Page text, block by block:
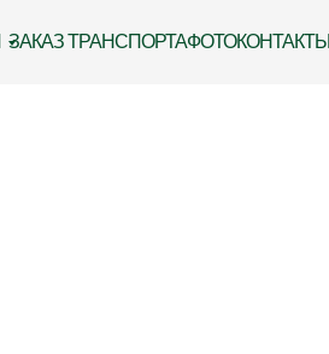
ЗАКАЗ ТРАНСПОРТАФОТОКОНТАКТЫ